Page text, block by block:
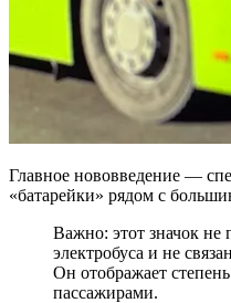
Главное нововведение —
«батарейки» рядом с
Важно: этот значок не
электробуса и не
Он отображает
пассажирами.